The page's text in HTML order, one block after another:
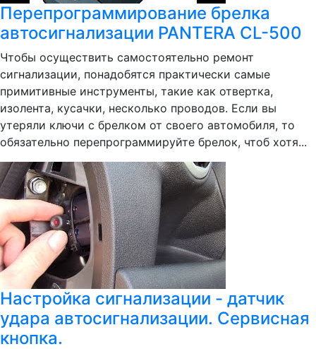
Перепрограммирование брелка
автосигнализации PANTERA CL-500
Чтобы осуществить самостоятельно ремонт
сигнализации, понадобятся практически самые
примитивные инструменты, такие как отвертка,
изолента, кусачки, несколько проводов. Если вы
утеряли ключи с брелком от своего автомобиля, то
обязательно перепрограммируйте брелок, чтоб хотя...
Настройка сигнализации - датчик
удара автосигнализации. Сервисная
кнопка.